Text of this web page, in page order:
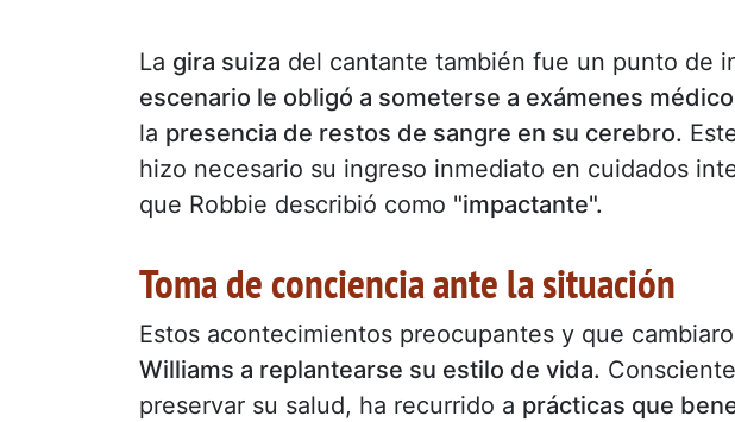
La gira suiza del cantante también fue un punto de
escenario le obligó a someterse a exámenes
la presencia de restos de sangre en su cerebro.
hizo necesario su ingreso inmediato en cuidados
que Robbie describió como "impactante".
Toma de conciencia ante la situación
Estos acontecimientos preocupantes y que
Williams a replantearse su estilo de vida.
preservar su salud, ha recurrido a prácticas que